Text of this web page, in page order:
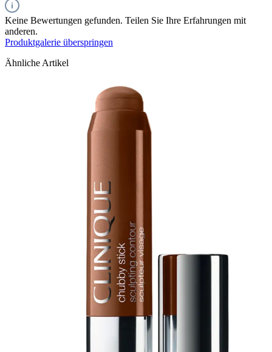
Keine Bewertungen gefunden. Teilen Sie Ihre Erfahrungen mit
anderen.
Produktgalerie überspringen
Ähnliche Artikel